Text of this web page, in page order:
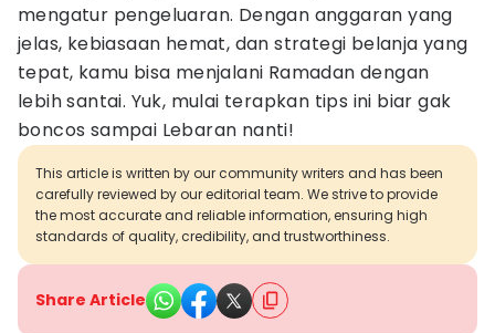
mengatur pengeluaran. Dengan anggaran yang
jelas, kebiasaan hemat, dan strategi belanja yang
tepat, kamu bisa menjalani Ramadan dengan
lebih santai. Yuk, mulai terapkan tips ini biar gak
boncos sampai Lebaran nanti!
This article is written by our community writers and has been
carefully reviewed by our editorial team. We strive to provide
the most accurate and reliable information, ensuring high
standards of quality, credibility, and trustworthiness.
Share Article